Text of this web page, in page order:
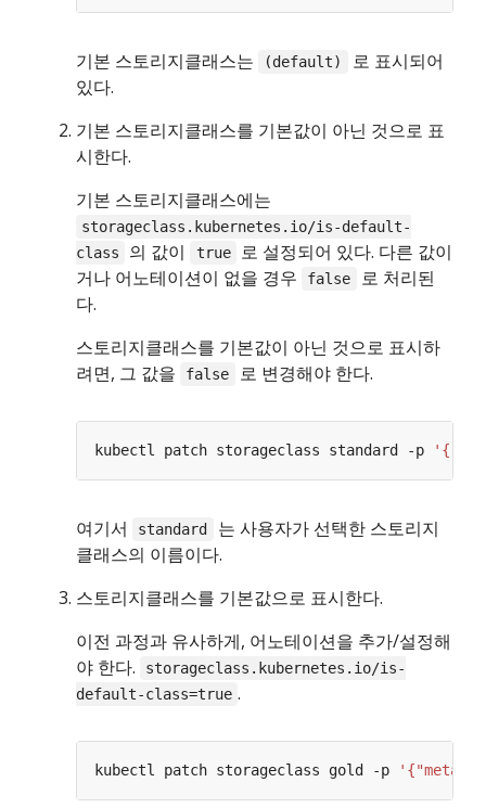
기본 스토리지클래스는 (default)
로 표시되어
있다.
기본 스토리지클래스를 기본값이 아닌 것으로 표
시한다.
기본 스토리지클래스에는
storageclass.kubernetes.io/is-default-
class
의 값이 true
로 설정되어 있다. 다른 값이
거나 어노테이션이 없을 경우
false
로 처리된
다.
스토리지클래스를 기본값이 아닌 것으로 표시하
려면, 그 값을
false 로 변경해야 한다.
kubectl patch storageclass standard -p
여기서 standard
는 사용자가 선택한 스토리지
클래스의 이름이다.
스토리지클래스를 기본값으로 표시한다.
이전 과정과 유사하게, 어노테이션을 추가/설정해
야 한다.
storageclass.kubernetes.io/is-
default-class=true .
kubectl patch storageclass gold -p